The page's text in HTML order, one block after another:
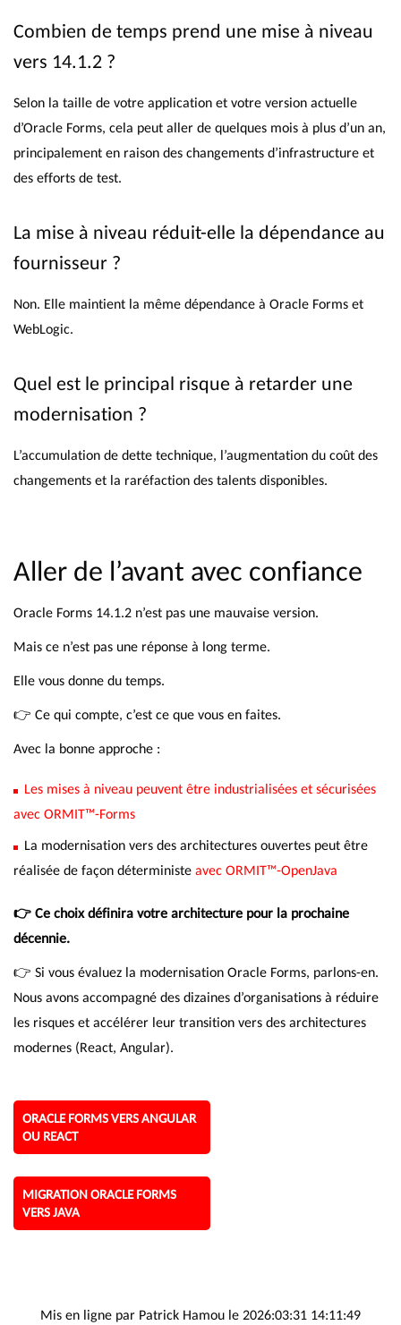
Combien de temps prend une mise à niveau
vers 14.1.2 ?
Selon la taille de votre application et votre version actuelle
d’Oracle Forms, cela peut aller de quelques mois à plus d’un an,
principalement en raison des changements d’infrastructure et
des efforts de test.
La mise à niveau réduit-elle la dépendance au
fournisseur ?
Non. Elle maintient la même dépendance à Oracle Forms et
WebLogic.
Quel est le principal risque à retarder une
modernisation ?
L’accumulation de dette technique, l’augmentation du coût des
changements et la raréfaction des talents disponibles.
Aller de l’avant avec confiance
Oracle Forms 14.1.2 n’est pas une mauvaise version.
Mais ce n’est pas une réponse à long terme.
Elle vous donne du temps.
👉 Ce qui compte, c’est ce que vous en faites.
Avec la bonne approche :
Les mises à niveau peuvent être industrialisées et sécurisées
avec ORMIT™-Forms
La modernisation vers des architectures ouvertes peut être
réalisée de façon déterministe avec ORMIT™-OpenJava
👉 Ce choix définira votre architecture pour la prochaine
décennie.
👉 Si vous évaluez la modernisation Oracle Forms, parlons-en.
Nous avons accompagné des dizaines d’organisations à réduire
les risques et accélérer leur transition vers des architectures
modernes (React, Angular).
ORACLE FORMS VERS ANGULAR
OU REACT
MIGRATION ORACLE FORMS
VERS JAVA
Mis en ligne par Patrick Hamou le 2026:03:31 14:11:49